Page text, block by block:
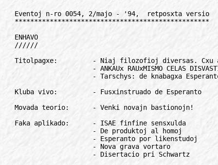
Eventoj n-ro 0054, 2/majo - '94,  retposxta versio
**************************************************

ENHAVO
//////

Titolpagxe:         - Niaj filozofioj diversas. Cxu ankaux ni?
                    - ANKAUx RAUxMISMO CELAS DISVASTIGON?
                    - Tarschys: de knabagxa Esperanto al euxropa politiko

Kluba vivo:         - Fusxinstruado de Esperanto

Movada teorio:      - Venki novajn bastionojn!

Faka aplikado:      - ISAE finfine sensxulda
                    - De produktoj al homoj
                    - Esperanto por likenstudoj
                    - Nova grava vortaro
                    - Disertacio pri Schwartz

Esperanto en radio: - Radioelsendoj en Esperanto
                    - Ankaux Pola Radio elsendas per satelito

Arangxoj:           - AIS en Maribor
                    - La tria Afrika Kongreso
                    - Irlanda feriado
                    - Internacia Junulara Festivalo
                    - Tutlanda Esperanto-Deklamkonkurso

Anonco:             - *

Por via notlibro:   - Monda Turismo

La leganto:         - **

Movado:             - Brajla gazeto 90-jara
                    - 250-a numero de bulteno
                    - Fervojista jubileo
                    - Paska saluto de la papo en Esperanto
                    - Sercxataj
                    - Brazilio: urba Esperanto-legxo

TEJO:               - SEJM: menso sana en korpo saneta

Recenzoj:           - Al denaska dulingveco

Revuoj, gazetoj:    - Rok-gazet'6

Hungara angulo:     - ***

Propagando:         - Renkonte al euxropaj balotoj

Historio:           - Margxene de la jubileo

Korespondi deziras: - ***
Anoncetoj:          - ***

Anonco:             - Precizigo

Muzika kulturo:     - Vinilkosmo-kompilajxo

Interese...:        - Furora volapukajxo

Movada humuro:      - Kia lingvo estas malbelsona?

Konkurso:           - REZULTOJ DE LA INTERNACIA KONKURSO POR 
                      MEZLERNEJANOJ

*************************************************************************

TITOLPAGxE
//////////

Niaj filozofioj diversas. Cxu ankaux ni?
========================================

En la redakcio de Eventoj ni kelkfoje ricevis leterojn kun peto aperigi
artikolo(j)n pri iu "filozofio de Esperanto" aux "esperantozofio".
Samtempe sxajnas, ke la auxtoroj de la leteroj ne klare komprenas, pri
kio temas, almenaux ili mem ne sendis la koncernajn artikolojn.

Filozofio gxenerale estas mondkoncepto, esprimita en konvenaj nocioj. Do,
se Esperanto aux Esperanto-movado povus havi iun certan filozofion, gxi
estus jam delonge formulita. Tamen gxis nun tio ne okazis, kaj nek ni, la
redakcianoj, nek alia, ecx fama esperantisto povas preni sur sin la
taskon formuli iun filozofion, komunan por la tuta esperantistaro. Laux
ni, tio simple ne eblas: ecx mem Zamenhof malsukcesis kun sia
homaranismo, kiun tute ne cxiuj verdlingvanoj akceptis!

En Esperantio ekzistas, sxajne, diversaj "filozofioj", kio riveligxas ecx
en la difinoj de nia lingvo: por iuj gxi estas "internacia helpa", por
aliaj - "sennacia", por triaj - "universala",  por kvaraj - "transnacia
kultura", por kvinaj - simple "propedeuxtika"... Dubinde, ke la homoj kun
tiom malsamaj opinioj kapablas interkonsenti pri iu komuna
"esperantozofio".

Iujn Esperanto interesas nur de lingvistika vidpunkto, aliaj trovas en
gxi noosferan fenomenon, triaj - politikan aux religian ideon kaj
rimedon, kvaraj - manieron ricevi iun profiton (ne nepre monan), kvinaj -
simple bonan kompanion. Do, motivoj por (r)esti esperantistoj estas tre
diversaj.

Evidentas, ke komuna inter ni cxiuj estas nur, ke ni volas uzi kaj
utiligi nian lingvon kaj gxojas, kiam gxi disvastigxas.

Nikolao GUDSKOV

*************************************************************************

ANKAUx RAîUMISMO CELAS DISVASTIGON?
==================================

Letero al la gazeto "Esperanto USA"

La alineo dedicxita de Humphrey Tonkin al rauxmismo (Esperanto USA,
3/1993; fragmente represita en Eventoj, 2/februaro-1994) ne kongruas kun 
la, cetere alta, nivelo de lia cxefparolado dum la 41-a kongreso de ELNA, 
la 17-an de julio 1993. Leginte gxin, mi devas simple dedukti, ke li 
miskomprenas rauxmismon.

Suficxas legi atente la tekston de la Manifesto de Rauxmo, 1980 kaj de
postaj dokumentoj (ekz. la Konkludoj de Segedo, 1988) por rimarki ke
nenie oni asertas "ke estas pli grave profundigi nin en la scio kaj 
utiligo kaj gxuo de Esperanto ol konvinki aliajn aligxi".

Ankaux rauxmismo celas la disvastigon de nia lingvo: pri tio kolego
Tonkin ne havu dubojn - li ne kalumniu la rauxmistojn egoismaj aux ecx
egotismaj. Sed eble Tonkin kaj la rauxmistoj ne disvastigas la saman 
lingvon: por li versxajne tauxgas sloganoj kiel "la dua lingvo por cxiuj" 
aux "la internacia helplingvo" - por ni, ne.

Laux la punkto 3 de la Manifesto de Rauxmo, ni sentas nin parto de "mem
elektita diaspora lingva minoritato": ni vidas en Esperantio unikan
parolkomunumon, kun propraj valoroj kaj vivostilo, prefere al movado por
propagandi filantropajxon al la mondo. Ni deziras konstrui kaj progresigi
cxi tiun komunumon, nian lingvominoritaton; kaj tion farante, ni ankaux
disvastigas Esperanton - ne kiel internacian helplingvon, sed kiel
transnacian kulturlingvon.

Humphrey Tonkin evidente ne konscias pri la grava novajxo de rauxmismo:
ni asertis, ekde 1980, ke lingvoj estas ne nur rimedo por komunikado, sed
ankaux (kaj precipe) por identigxo.

Tiel longe kiel iuj bonvolaj UEA-anoj klopodas disvastigi Esperanton laux
finvenkismaj principoj, la Internacia PEN-Klubo fermis al gxi sian
pordon; kiam la Esperanta PEN (fondita en novembro 1991) petis la aligxon 
al PEN Internacia, kaj argumentis sian peton rauxmisme, tuj cxe la unua
mondkongreso gxi estis akceptita. Nia lingvo akiris pli da prestigxo (kaj
iom pli da uzantoj gxi akiros).

Aliflanke, la radikoj de rauxmismo sinkas gxis Zamenhof, kiu en 1901
skribis al Koffman: "Lingvo Internacia fortikigxos por cxiam en tia
okazo, se ekzistos ia grupo da homoj, kiu akceptos gxin kiel sian lingvon
familian, heredan. Cento da tiaj homoj estas por la ideo de lingvo
neuxtrala multege pli grava ol milionoj da aliaj homoj. Hereda lingvo de
la plej malgranda kaj plej sensignifa popoleto havas vivon multege pli
garantiitan kaj neestingeblan, ol senpopola lingvo, kiun uzas ecx
milionoj da homoj".

Giorgio SILFER, la  prezidanto de LF-koop

***

Mi mem ne komprenas, kial ekzistas tiom da strecxiteco inter
tradiciemuloj kaj rauxmismanoj - sed la strecxiteco ne estas nur 
unudirekta; ne prof. d-ro Tonkin "kalumnias" pri "pracelanoj" en siaj 
informoj, aux uzas terminojn kiel "finvenkismaj principoj" pri UEA-anoj, 
por kiuj "fina venko" estas ankaux sxerca esprimo. Sed laux mi estas 
suficxe da spaco - kaj ankaux suficxe da bezono - en la Esperanto-movado 
por ambaux skoloj.

Iom responde al du argumentoj de d-ro Silfer.

(1) Mi estas ano de UEA jam 34 jarojn, kaj ne memoras, ke gxi iam ajn
    frapis cxe la pordo de PEN-Klubo, des malpli argumentis al gxi
    "finvenkisme"; do la PEN-Klubo ne povis "fermi al gxi sian pordon".
Kio
    tutcerte ne subtrahas ion ajn de la grava sukceso de Esperanta PEN,
    akceptigi sin cxe PEN-klubo.

(2) La menciita opinio de Zamenhof, pri la bezono de denaskaj parolantoj
    por garantii la estontecon de iu lingvo, ne multe trankviligos
    denaskajn parolantojn de la dalmata, manska, kornvala, aux kelkdek
    aux kelkcent nordamerikaj lingvoj ankoraux uzataj en epoko de 
    Zamenhof - cxar, malgraux centoj aux ecx miloj da denaskaj 
    parolantoj, tiuj lingvoj ne plu ekzistas. Kontrauxe al Zamenhof 
    (pardonu la herezon!), mi opinias, ke la vivo de amata lingvo, ecx 
    sen hereda komunumo, estas multe pli bone garantiita ol tiu de iu ajn 
    malgranda lingvo, kies ekzisto dependas entute de la historia sorto.

Don HARLOW, la redaktoro

el "Esperanto USA", 5/1993

*************************************************************************

Tarschys: de knabagxa Esperanto al euxropa politiko
===================================================

La Konsilio de Euxropo, organizajxo de 32 euxropaj landoj kun centro en
Strasburgo, kiu okupigxas precipe pri homaj rajtoj, elektis la 12-an de
aprilo novan gxeneralan sekretarion por la venontaj kvin jaroj. La 51-jara svedo 
Daniel Tarschys estas la unua skandinavo kaj la unua liberala
politikisto en tiu posteno.

Tarshys, kiu parolas multajn lingvojn, estas konata al svedaj
esperantistoj: kiel parlamentano, li salutis Esperante la svedan jubilean
kongreson en 1987.

Lian ioman E-scipovon klarigas, ke li auxtodidakte lernis gxin infanagxe
kiel unuan fremdlingvon, korespondis tutmonde, membris en Sveda E-
Federacio kaj partoprenis en la 41-a UK en Kopenhago, 1956.

Daniel Tarschys eventuale ne estus farigxinta multlingva euxropa
politikisto, se lian infanagxan intereson pri la tuta mondo ne estus
vekinta Esperanto...

R. LINDBLOM

La supran tekston la Informa Fako de UEA rekomendas (en eventuale
adaptita formo) por traduko nacilingven kaj sendo al landaj aux lokaj
amaskomunikiloj.

*************************************************************************

KLUBA VIVO
//////////

Krizo de la loka grupo - cxu gxi estas eksmoda
==============================================

Fusxinstruado de Esperanto
--------------------------

Artikolo tria
-------------

Oni ofte auxdas, ke la instruado lamas en multaj grupoj, kaj ne eblas
haltigi la dizertadon de lernantoj tuj post la komenco de elementa kurso.
Inter la cxefaj kialoj, unu certe estas la troiga propagando, kiun oni
disvastigas pri la facileco de Esperanto. Neniu vere lernis la lingvon
dum kelkaj horoj, tagoj aux ecx semajnoj, malgraux la asertoj de 
lernintoj mem! Tuj kiam misinformita lernato konstatas, ke li devas 
strecxi la cerbon por alproprigi al si la lingvon, li seniluziigxas kaj 
forlasas la kurson. Pro tio estas necese eviti cxiuspecan blufadon, kiu 
donas la falsan impreson, ke Esperanto estas lernebla sen studado. Oni 
devas kompreni, ke la nocio "facileco" estas tre relativa kaj depend